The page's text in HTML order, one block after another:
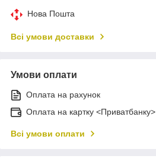
Нова Пошта
Всі умови доставки
Умови оплати
Оплата на рахунок
Оплата на картку <Приватбанку>
Всі умови оплати